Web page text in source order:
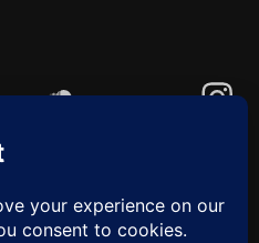
Richtlinie (EU)
ZUM
ANFANG